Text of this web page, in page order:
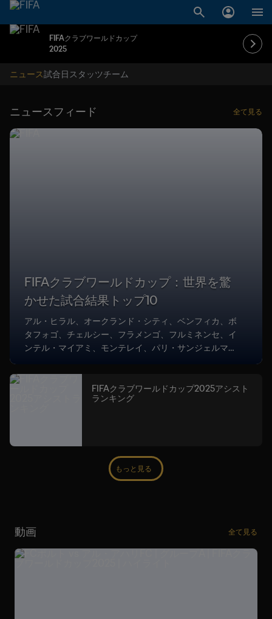
FIFAクラブワールドカップ
2025
ニュース試合日スタッツチーム
ニュースフィード 全て見る
FIFAクラブワールドカップ：世界を驚
かせた試合結果トップ10
アル・ヒラル、オークランド・シティ、ベンフィカ、ボ
タフォゴ、チェルシー、フラメンゴ、フルミネンセ、イ
ンテル・マイアミ、モンテレイ、パリ・サンジェルマン
FIFAクラブワールドカップ2025アシスト
ランキング
もっと見る
動画 全て見る